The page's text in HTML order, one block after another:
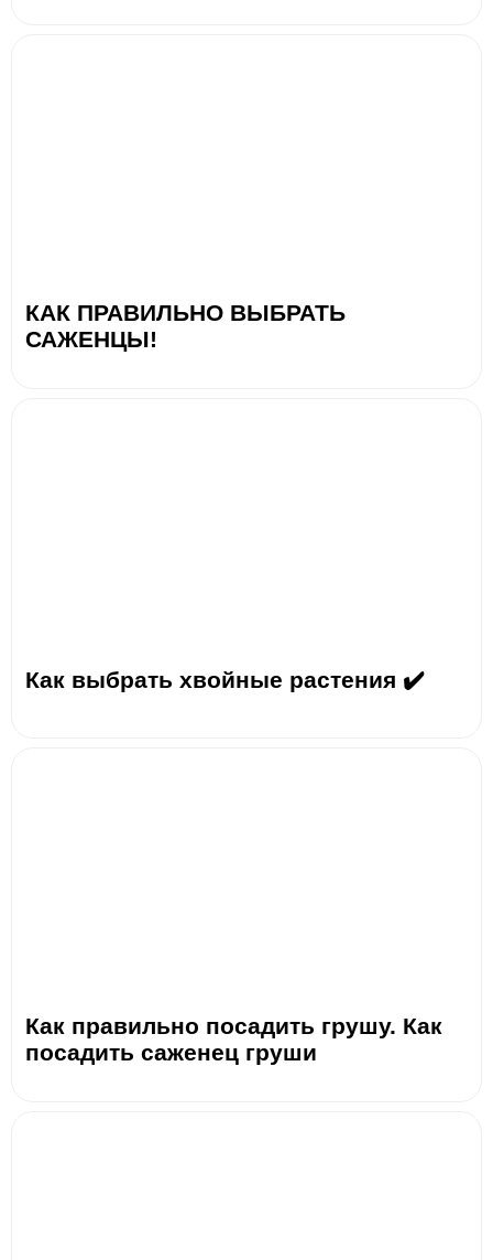
КАК ПРАВИЛЬНО ВЫБРАТЬ
САЖЕНЦЫ!
Как выбрать хвойные растения ✔️
Как правильно посадить грушу. Как
посадить саженец груши